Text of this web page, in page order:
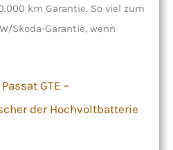
km Garantie. So viel zum
Skoda-Garantie, wenn
Passat GTE –
der Hochvoltbatterie